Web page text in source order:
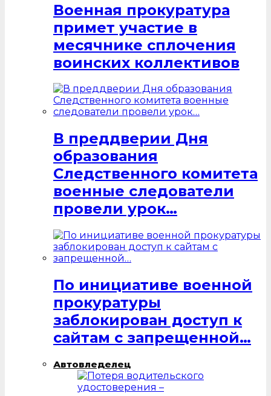
Военная прокуратура
примет участие в
месячнике сплочения
воинских коллективов
В преддверии Дня
образования
Следственного комитета
военные следователи
провели урок…
По инициативе военной
прокуратуры
заблокирован доступ к
сайтам с запрещенной…
Автовледелец